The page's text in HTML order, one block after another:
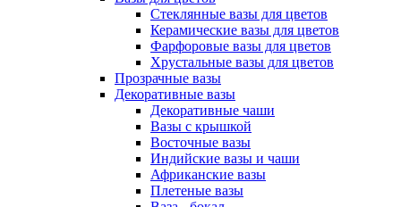
Стеклянные вазы для цветов
Керамические вазы для цветов
Фарфоровые вазы для цветов
Хрустальные вазы для цветов
Прозрачные вазы
Декоративные вазы
Декоративные чаши
Вазы с крышкой
Восточные вазы
Индийские вазы и чаши
Африканские вазы
Плетеные вазы